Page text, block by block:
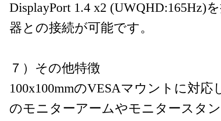
DisplayPort 1.4 x2 (UWQHD:165Hz)
器との接続が可能です。
７）その他特徴
100x100mmのVESAマウントに対
のモニターアームやモニタースタ